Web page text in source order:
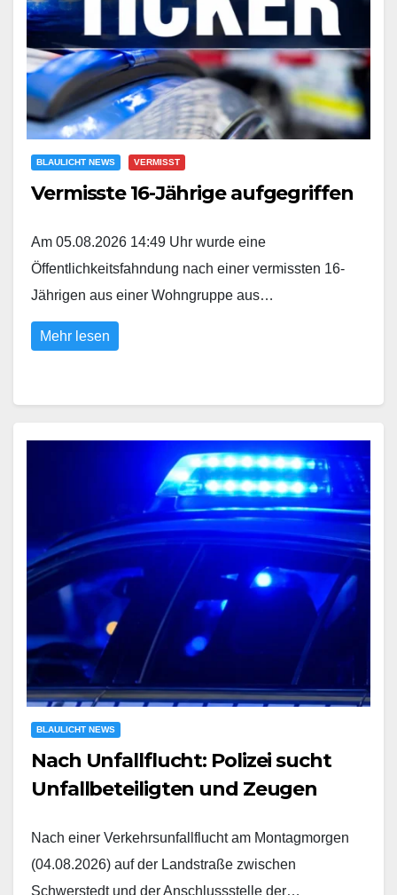
BLAULICHT NEWS VERMISST
Vermisste 16-Jährige aufgegriffen
Am 05.08.2026 14:49 Uhr wurde eine
Öffentlichkeitsfahndung nach einer vermissten 16-
Jährigen aus einer Wohngruppe aus…
Mehr lesen
BLAULICHT NEWS
Nach Unfallflucht: Polizei sucht
Unfallbeteiligten und Zeugen
Nach einer Verkehrsunfallflucht am Montagmorgen
(04.08.2026) auf der Landstraße zwischen
Schwerstedt und der Anschlussstelle der…